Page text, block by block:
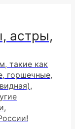
астры,
такие как
горшечные,